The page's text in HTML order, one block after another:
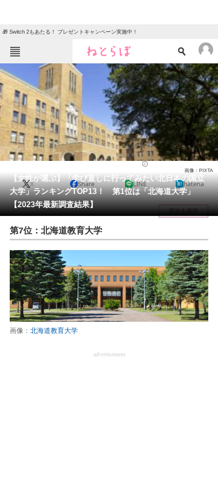
🎁 Switch 2もあたる！ プレゼントキャンペーン実施中！
ねとらぼメニュー
TOP ニュース
エンタメ クイズ
グルメ 地域
住まい 教育・育児
動物 リサーチ
会員記事
メディア
注目記事を集めた総合ページ
ITの今と未来を見通す
スマホと通信の最新トレンド
進化するPCとデバイスの未来
好きが集まる 比べて選べる
ビジネスと働き方のヒント
【女性が選ぶ】「学び直しに行ってみたい北日本の国立
大学」ランキングTOP13！ 第1位は「北海道大学」
【2023年最新調査結果】
画像：PIXTA
X Share LINE hatena
目次を表示
第7位：北海道教育大学
画像： 北海道教育大学
advertisement